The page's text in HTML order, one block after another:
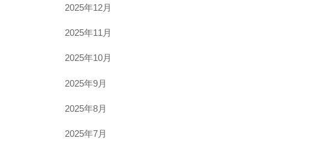
2025年12月
2025年11月
2025年10月
2025年9月
2025年8月
2025年7月